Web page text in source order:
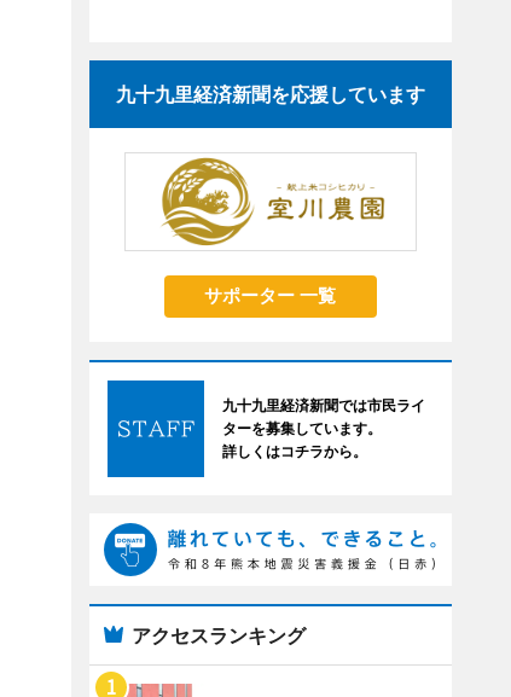
九十九里経済新聞を応援しています
サポーター 一覧
九十九里経済新聞では市民ライ
ターを募集しています。
詳しくはコチラから。
アクセスランキング